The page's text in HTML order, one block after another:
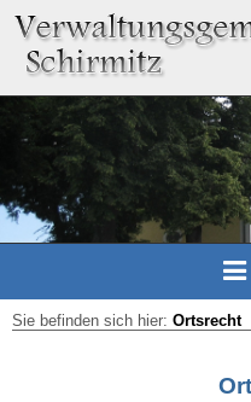
Sie befinden sich hier: Ortsrecht